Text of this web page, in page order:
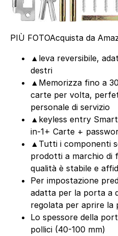
PIÙ FOTOAcquista da
▲leva reversibile,
destri
▲Memorizza fino a
carte per volta,
personale di servizio
▲keyless entry
in-1+ Carte +
▲Tutti i componenti
prodotti a marchio di
qualità è stabile e
Per impostazione
adatta per la porta a
regolata per aprire la
Lo spessore della
pollici (40-100 mm)